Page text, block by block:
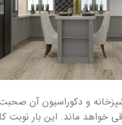
و دکوراسیون آن صحبت
خواهد ماند. این بار نوبت